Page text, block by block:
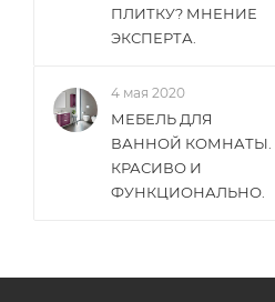
ПЛИТКУ? МНЕНИЕ
ЭКСПЕРТА.
4 мая 2020
МЕБЕЛЬ ДЛЯ
ВАННОЙ КОМНАТЫ.
КРАСИВО И
ФУНКЦИОНАЛЬНО.